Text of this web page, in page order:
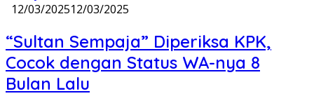
12/03/202512/03/2025
“Sultan Sempaja” Diperiksa KPK,
Cocok dengan Status WA-nya 8
Bulan Lalu